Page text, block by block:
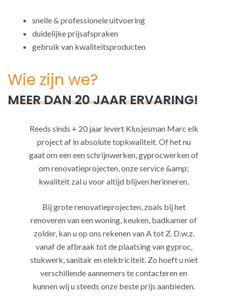
snelle & professionele uitvoering
duidelijke prijsafspraken
gebruik van kwaliteitsproducten
Wie zijn we?
MEER DAN 20 JAAR ERVARING!
Reeds sinds + 20 jaar levert Klusjesman Marc elk
project af in absolute topkwaliteit. Of het nu
gaat om een een schrijnwerken, gyprocwerken of
om renovatieprojecten, onze service &amp;
kwaliteit zal u voor altijd blijven herinneren.
Bij grote renovatieprojecten, zoals bij het
renoveren van een woning, keuken, badkamer of
zolder, kan u op ons rekenen van A tot Z. D.w.z.
vanaf de afbraak tot de plaatsing van gyproc,
stukwerk, sanitair en elektriciteit. Zo hoeft u niet
verschillende aannemers te contacteren en
kunnen wij u steeds onze beste prijs aanbieden.